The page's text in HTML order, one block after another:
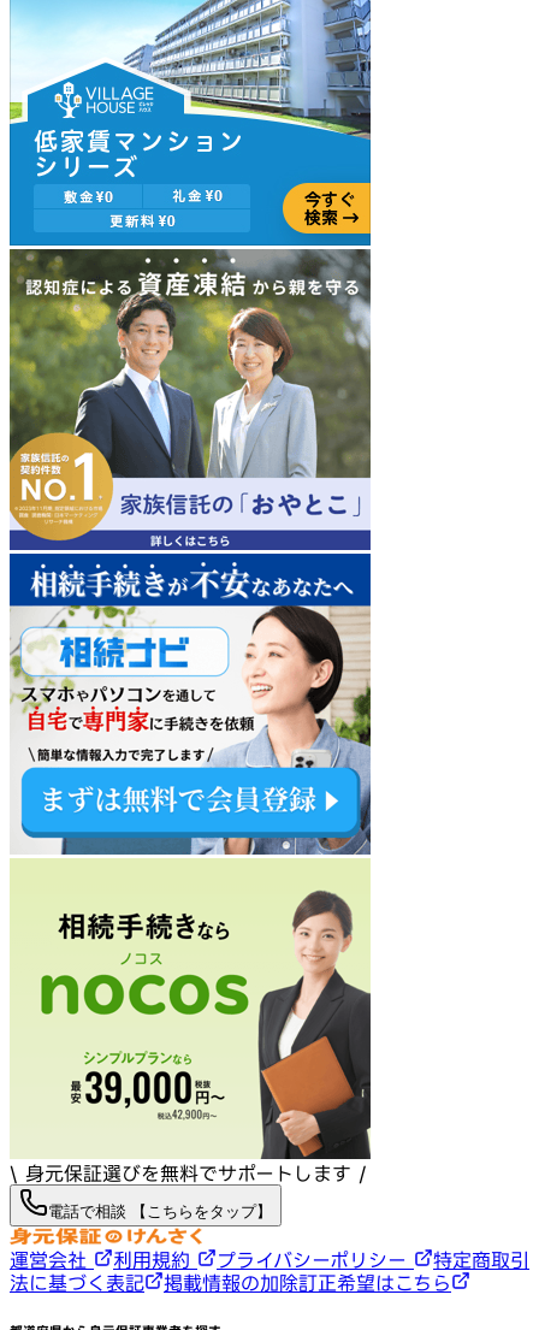
\ 身元保証選びを無料でサポートします /
電話で相談 【こちらをタップ】
運営会社 利用規約 プライバシーポリシー
特定商取引
法に基づく表記
掲載情報の加除訂正希望はこちら